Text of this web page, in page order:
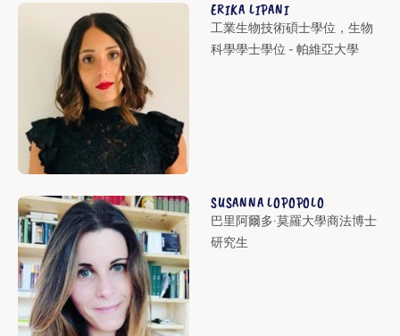
ERIKA LIPANI
工業生物技術碩士學位，生物
科學學士學位 - 帕維亞大學
SUSANNA LOPOPOLO
巴里阿爾多·莫羅大學商法博士
研究生